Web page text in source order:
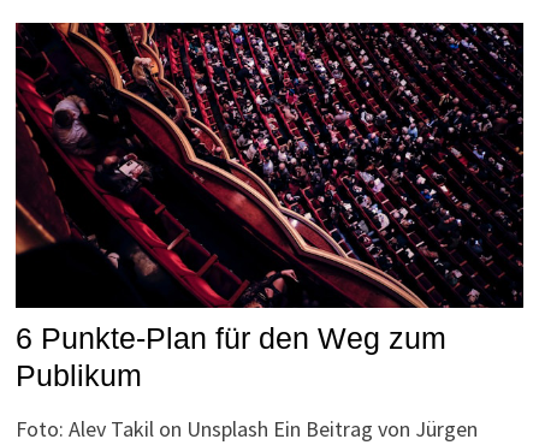
6 Punkte-Plan für den Weg zum
Publikum
Foto: Alev Takil on Unsplash Ein Beitrag von Jürgen